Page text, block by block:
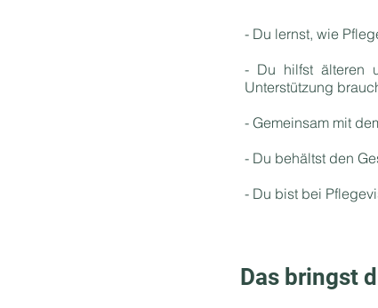
- Du lernst, wie
- Du hilfst älteren
Unterstützung
- Gemeinsam mit
- Du behältst den
- Du bist bei
Das bringst